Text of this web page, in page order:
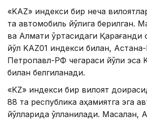
«KAZ» индекси бир неча
та автомобиль йўлига берилган.
ва Алмати ўртасидаги Қарағанди
йўл KAZ01 индекси билан,
Петропавл-РФ чегараси йўли эса
билан белгиланади.
«KZ» индекси бир вилоят
88 та республика аҳамиятга эга
йўлларида қўлланилади. Масалан,